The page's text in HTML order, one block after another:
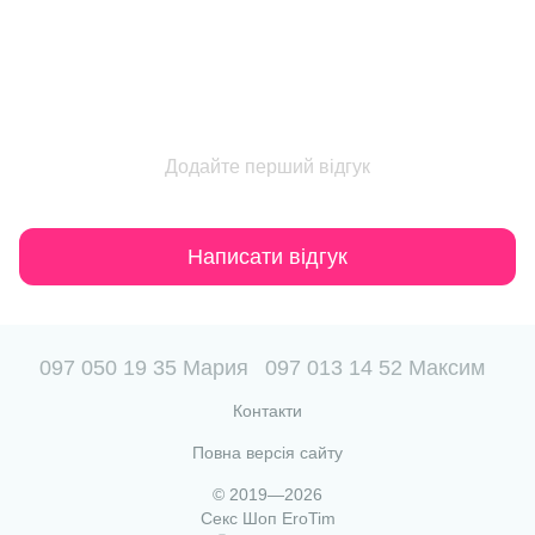
Додайте перший відгук
Написати відгук
097 050 19 35 Мария 097 013 14 52 Максим
Контакти
Повна версія сайту
© 2019—2026
Секс Шоп EroTim